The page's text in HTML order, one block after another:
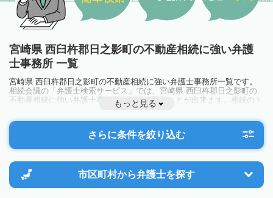
宮崎県 西臼杵郡日之影町の不動産相続に強い弁護
士事務所 一覧
宮崎県 西臼杵郡日之影町の不動産相続に強い弁護士事務所一覧です。
相続会議の「弁護士検索サービス」では、宮崎県 西臼杵郡日之影町の
不動産相続に強い弁護士事務所を一覧で見ることが出来ます。相続のト
ラブルやお悩みを抱えている方は一度近隣の弁護士に相談してみましょ
う。
もっと見る
さらに条件を絞り込む
市区町村から弁護士を探す